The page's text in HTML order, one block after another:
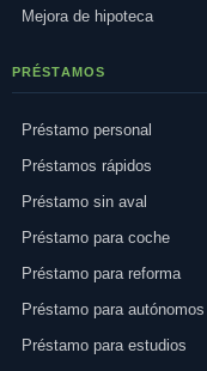
Mejora de hipoteca
PRÉSTAMOS
Préstamo personal
Préstamos rápidos
Préstamo sin aval
Préstamo para coche
Préstamo para reforma
Préstamo para autónomos
Préstamo para estudios